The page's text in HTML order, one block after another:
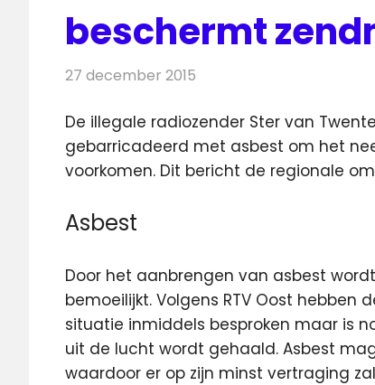
beschermt
27 december 2015
De illegale radiozender Ster van
gebarricadeerd met asbest om het
voorkomen. Dit bericht de regionale
Asbest
Door het aanbrengen van asbest
bemoeilijkt. Volgens RTV Oost
situatie inmiddels besproken maar is
uit de lucht wordt gehaald. Asbest
waardoor er op zijn minst vertraging